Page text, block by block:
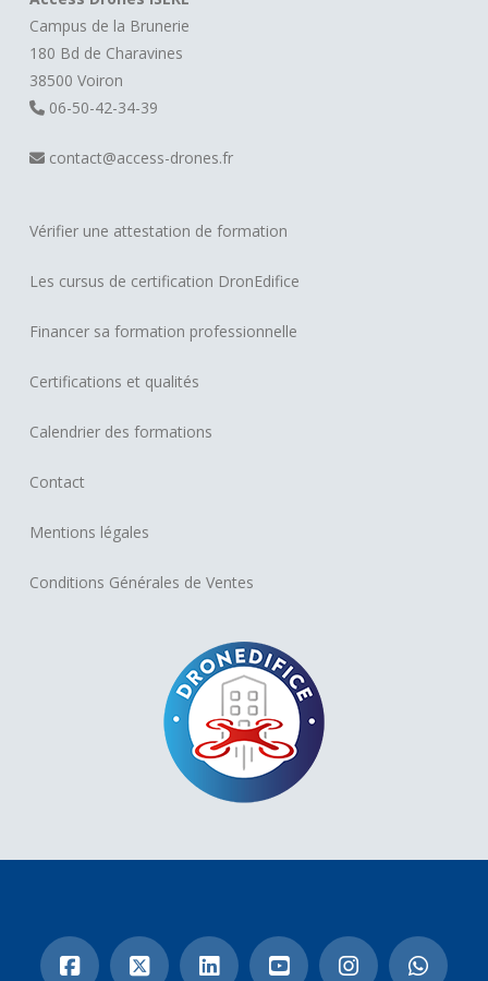
Campus de la Brunerie
180 Bd de Charavines
38500 Voiron
06-50-42-34-39
contact@access-drones.fr
Vérifier une attestation de formation
Les cursus de certification DronEdifice
Financer sa formation professionnelle
Certifications et qualités
Calendrier des formations
Contact
Mentions légales
Conditions Générales de Ventes